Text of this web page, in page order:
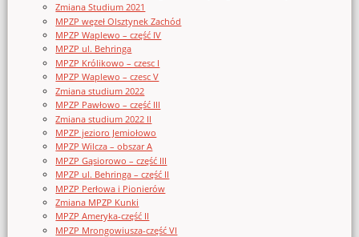
Zmiana Studium 2021
MPZP węzeł Olsztynek Zachód
MPZP Waplewo – część IV
MPZP ul. Behringa
MPZP Królikowo – czesc I
MPZP Waplewo – czesc V
Zmiana studium 2022
MPZP Pawłowo – część III
Zmiana studium 2022 II
MPZP jezioro Jemiołowo
MPZP Wilcza – obszar A
MPZP Gąsiorowo – część III
MPZP ul. Behringa – część II
MPZP Perłowa i Pionierów
Zmiana MPZP Kunki
MPZP Ameryka-część II
MPZP Mrongowiusza-część VI